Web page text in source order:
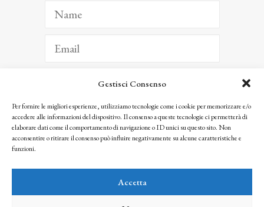
Gestisci Consenso
Per fornire le migliori esperienze, utilizziamo tecnologie come i cookie per memorizzare e/o
accedere alle informazioni del dispositivo. Il consenso a queste tecnologie ci permetterà di
elaborare dati come il comportamento di navigazione o ID unici su questo sito. Non
acconsentire o ritirare il consenso può influire negativamente su alcune caratteristiche e
funzioni.
Accetta
ISCRIVITI
Facendo clic per iscriverti, riconosci che le tue informazioni saranno trattate
seguendo la nostra Privacy Policy
© 2025 Istituto Matteucci. All right reserved
l’autorizzazione scritta dei proprietari dei diritti e dell’Istituto Matteucci